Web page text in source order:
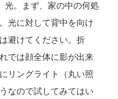
光。まず、家の中の何処
光に対して背中を向け
避けてください。折
では顔全体に影が出来
リングライト（丸い照
なので試してみてはい